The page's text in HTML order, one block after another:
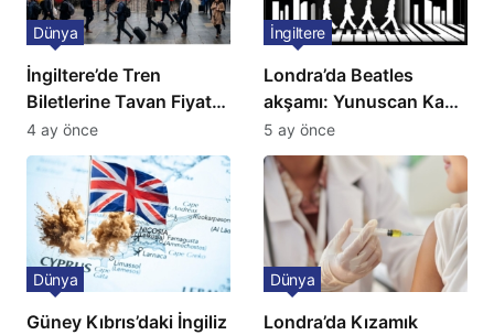
İngiltere’de Tren
Biletlerine Tavan Fiyat:
Ulaşımda Yeni
Düzenleme
Dünya
4 ay önce
Londra’da Beatles
akşamı: Yunuscan Kaya
klasik yorumuyla
sahnede
İngiltere
5 ay önce
Güney Kıbrıs’daki İngiliz
Dünya
Londra’da Kızamık
Dünya